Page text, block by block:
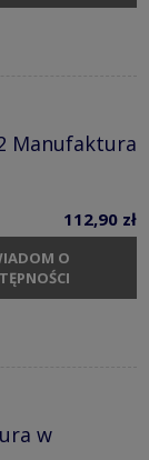
Manufaktura
112,90 zł
O
w